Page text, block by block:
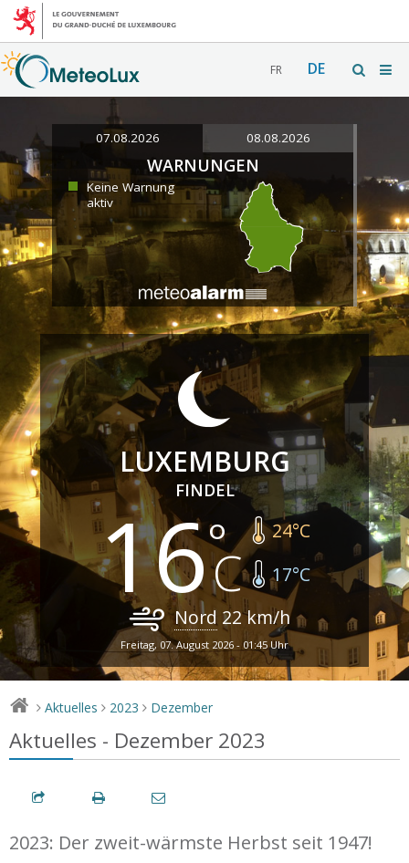
FR DE
07.08.2026 08.08.2026
WARNUNGEN
Keine Warnung
aktiv
LUXEMBURG
FINDEL
16 24°C
17°C
Nord 22km/h
Freitag, 07. August 2026 - 01:45 Uhr
> Aktuelles > 2023 > Dezember
Aktuelles - Dezember 2023
2023: Der zweit-wärmste Herbst seit 1947!